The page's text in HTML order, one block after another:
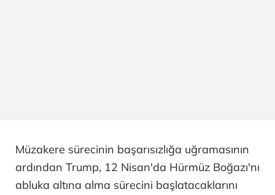
Müzakere sürecinin başarısızlığa uğramasının
ardından Trump, 12 Nisan'da Hürmüz Boğazı'nı
abluka altına alma sürecini başlatacaklarını